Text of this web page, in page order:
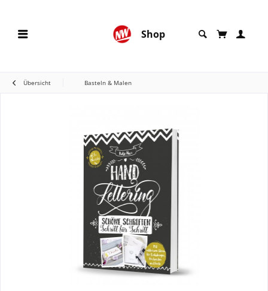
Shop
Übersicht Basteln & Malen